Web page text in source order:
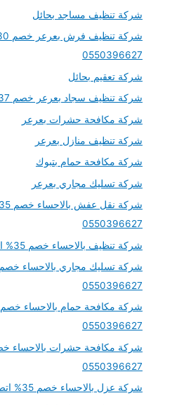
شركة تنظيف مساجد بحائل
0550396627
شركة تعقيم بحائل
شركة تنظيف سجاد بعرعر خصم 37%
شركة مكافحة حشرات بعرعر
شركة تنظيف منازل بعرعر
شركة مكافحة حمام بتبوك
شركة تسليك مجاري بعرعر
0550396627
شركة تنظيف بالاحساء خصم 35% اتصل علي 0550396627
0550396627
0550396627
0550396627
شركة عزل بالاحساء خصم 35% اتصل علي 0550396627